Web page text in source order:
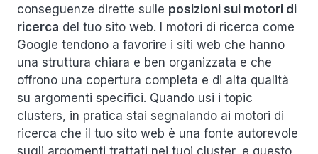
conseguenze dirette sulle posizioni sui motori di
ricerca del tuo sito web. I motori di ricerca come
Google tendono a favorire i siti web che hanno
una struttura chiara e ben organizzata e che
offrono una copertura completa e di alta qualità
su argomenti specifici. Quando usi i topic
clusters, in pratica stai segnalando ai motori di
ricerca che il tuo sito web è una fonte autorevole